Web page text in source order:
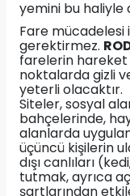
yemini bu haliyle
Fare mücadelesi
gerektirmez.
farelerin hareket
noktalarda gizli
yeterli olacaktır.
Siteler, sosyal
bahçelerinde,
alanlarda
üçüncü kişilerin
dışı canlıları
tutmak, ayrıca
şartlarından